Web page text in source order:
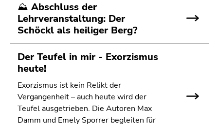
⛰️ Abschluss der
Lehrveranstaltung: Der
Schöckl als heiliger Berg?
Der Teufel in mir - Exorzismus
heute!
Exorzismus ist kein Relikt der
Vergangenheit – auch heute wird der
Teufel ausgetrieben. Die Autoren Max
Damm und Emely Sporrer begleiten für